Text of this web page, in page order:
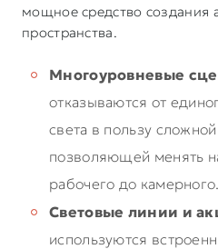
мощное средство создания
пространства.
Многоуровневые
отказываются от
света в пользу
позволяющей менять
рабочего до камерного.
Световые линии и
используются